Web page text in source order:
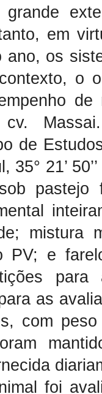
grande
em
ano, os
o
cv.
de
35° 21’
mistura
PV; e
as
com
foi